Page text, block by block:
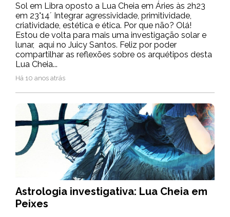
Sol em Libra oposto a Lua Cheia em Áries às 2h23
em 23°14´ Integrar agressividade, primitividade,
criatividade, estética e ética. Por que não? Olá!
Estou de volta para mais uma investigação solar e
lunar, aqui no Juicy Santos. Feliz por poder
compartilhar as reflexões sobre os arquétipos desta
Lua Cheia...
Há 10 anos atrás
Astrologia investigativa: Lua Cheia em
Peixes